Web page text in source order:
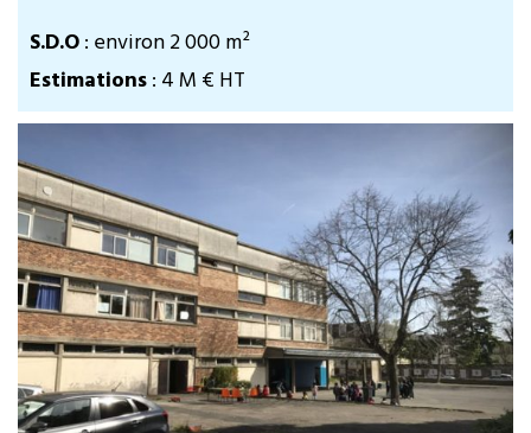
S.D.O: environ 2 000 m²
Estimations: 4 M € HT